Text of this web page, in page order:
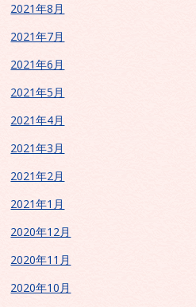
2021年8月
2021年7月
2021年6月
2021年5月
2021年4月
2021年3月
2021年2月
2021年1月
2020年12月
2020年11月
2020年10月